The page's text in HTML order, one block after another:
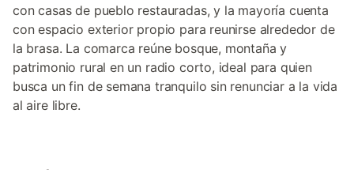
con casas de pueblo restauradas, y la mayoría cuenta
con espacio exterior propio para reunirse alrededor de
la brasa. La comarca reúne bosque, montaña y
patrimonio rural en un radio corto, ideal para quien
busca un fin de semana tranquilo sin renunciar a la vida
al aire libre.